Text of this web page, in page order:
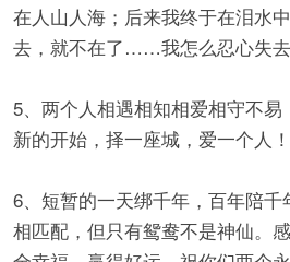
在人山人海；后来我终于在泪水
去，就不在了……我怎么忍心失
5、两个人相遇相知相爱相守不
新的开始，择一座城，爱一个人！
6、短暂的一天绑千年，百年陪千
相匹配，但只有鸳鸯不是神仙。